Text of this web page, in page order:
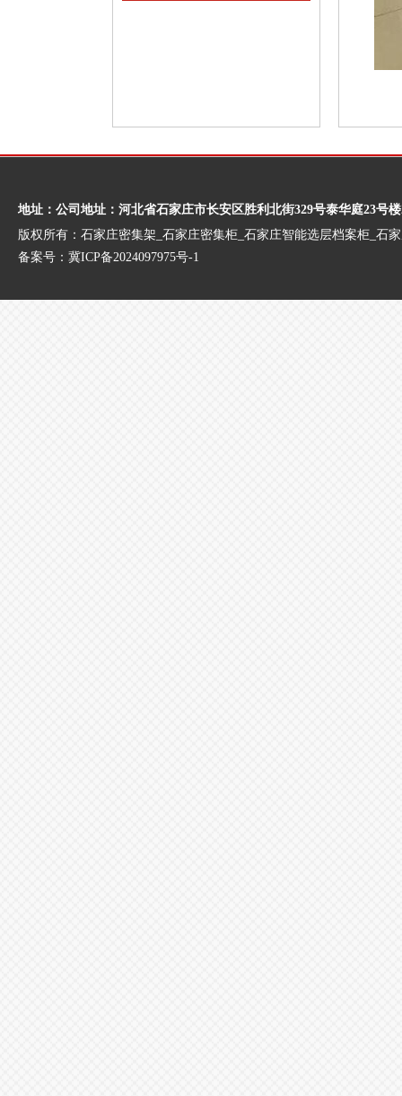
地址：公司地址：河北省石家庄市长安区胜利北街329号泰华庭23号
版权所有：石家庄密集架_石家庄密集柜_石家庄智能选层档案柜_石
备案号： 冀ICP备2024097975号-1